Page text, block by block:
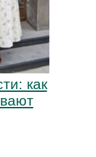
как